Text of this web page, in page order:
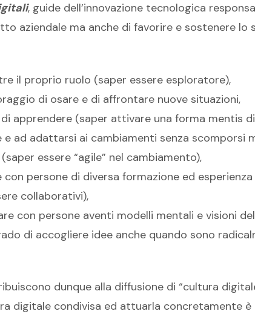
, guide dell’innovazione tecnologica
aziendale ma anche di favorire e sostenere
il proprio ruolo (saper essere esploratore),
di osare e di affrontare nuove situazioni,
apprendere (saper attivare una forma mentis
e ad adattarsi ai cambiamenti senza scomporsi
essere “agile” nel cambiamento),
con persone di diversa formazione ed
collaborativi),
con persone aventi modelli mentali e visioni
di accogliere idee anche quando sono
dunque alla diffusione di “cultura
digitale condivisa ed attuarla concretamente